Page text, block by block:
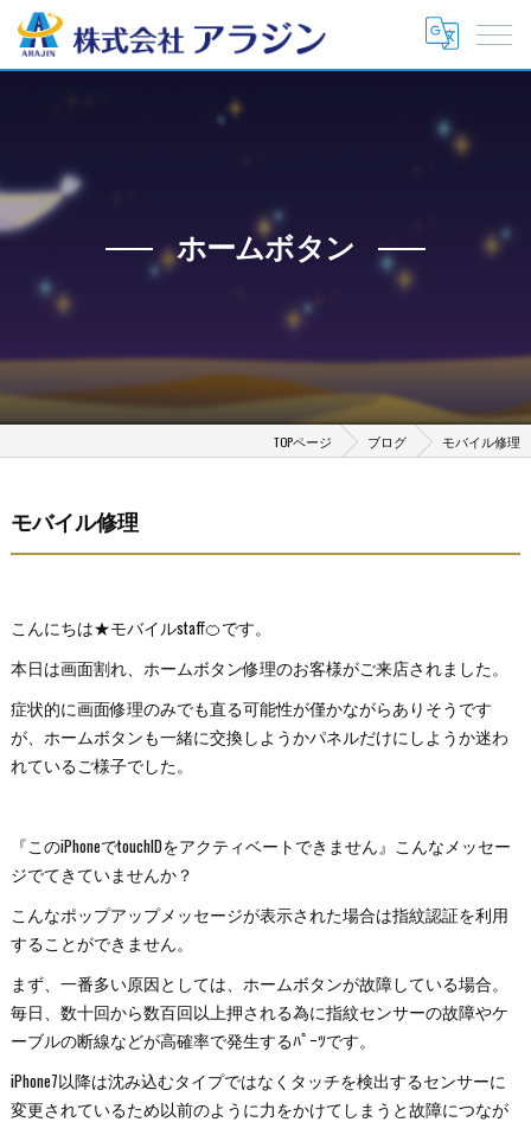
ホームボタン
TOPページ ブログ モバイル修理
モバイル修理
こんにちは★モバイルstaff🍊です。
本日は画面割れ、ホームボタン修理のお客様がご来店されました。
症状的に画面修理のみでも直る可能性が僅かながらありそうです
が、ホームボタンも一緒に交換しようかパネルだけにしようか迷わ
れているご様子でした。
『このiPhoneでtouchIDをアクティベートできません』こんなメッセー
ジでてきていませんか？
こんなポップアップメッセージが表示された場合は指紋認証を利用
することができません。
まず、一番多い原因としては、ホームボタンが故障している場合。
毎日、数十回から数百回以上押される為に指紋センサーの故障やケ
ーブルの断線などが高確率で発生するﾊﾟｰﾂです。
iPhone7以降は沈み込むタイプではなくタッチを検出するセンサーに
変更されているため以前のように力をかけてしまうと故障につなが